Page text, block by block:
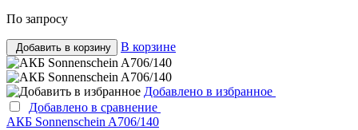
По запросу
Добавить в корзину В корзине
Добавлено в избранное
Добавлено в сравнение
АКБ Sonnenschein A706/140